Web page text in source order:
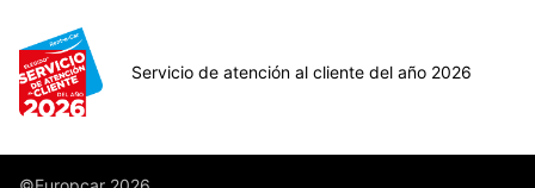
Servicio de atención al cliente del año 2026